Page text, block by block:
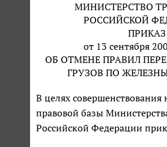
МИНИСТЕРСТВО
РОССИЙСКОЙ
ПРИКАЗ
от 13 сентября
ОБ ОТМЕНЕ ПРАВИЛ
ГРУЗОВ ПО
В целях
правовой базы
Российской Федерации